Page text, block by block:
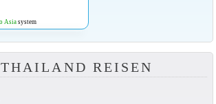
Asiasystem
REISEN